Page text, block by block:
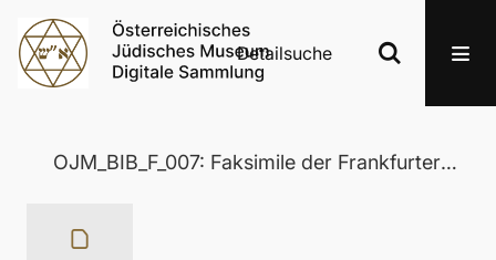
Detailsuche
OJM_BIB_F_007: Faksimile der Frankfurter Pessach-Haggada aus dem 17. Jh.